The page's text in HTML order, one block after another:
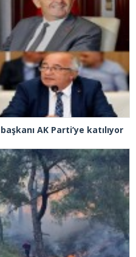
AK Parti’ye katılıyor